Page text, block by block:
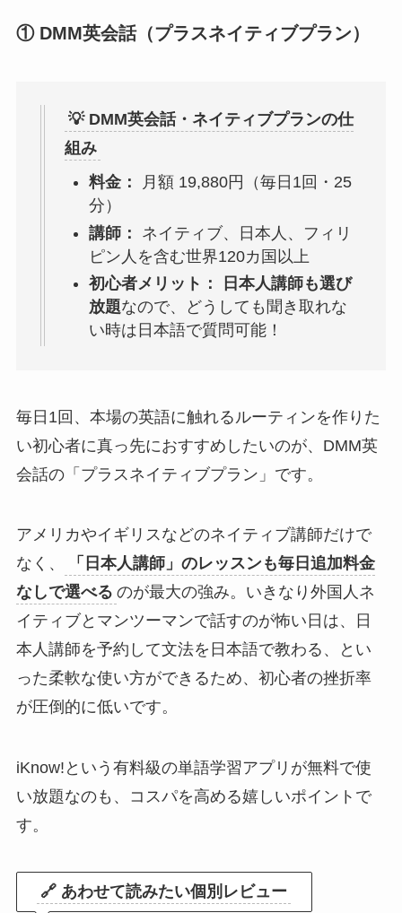
① DMM英会話（プラスネイティブプラン）
💡 DMM英会話・ネイティブプランの仕
組み
料金：
月額 19,880円（毎日1回・25
分）
講師：
ネイティブ、日本人、フィリ
ピン人を含む世界120カ国以上
初心者メリット：
日本人講師も選び
放題なので、どうしても聞き取れな
い時は日本語で質問可能！
毎日1回、本場の英語に触れるルーティンを作りた
い初心者に真っ先におすすめしたいのが、DMM英
会話の「プラスネイティブプラン」です。
アメリカやイギリスなどのネイティブ講師だけで
なく、
「日本人講師」のレッスンも毎日追加料金
なしで選べる のが最大の強み。いきなり外国人ネ
イティブとマンツーマンで話すのが怖い日は、日
本人講師を予約して文法を日本語で教わる、とい
った柔軟な使い方ができるため、初心者の挫折率
が圧倒的に低いです。
iKnow!という有料級の単語学習アプリが無料で使
い放題なのも、コスパを高める嬉しいポイントで
す。
🔗 あわせて読みたい個別レビュー